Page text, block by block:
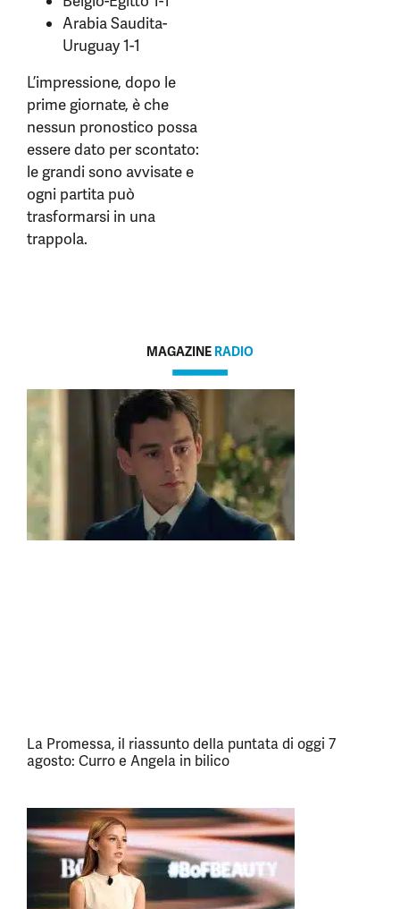
Arabia Saudita-
Uruguay 1-1
L’impressione, dopo le
prime giornate, è che
nessun pronostico possa
essere dato per scontato:
le grandi sono avvisate e
ogni partita può
trasformarsi in una
trappola.
MAGAZINE RADIO
La Promessa, il riassunto della puntata di oggi 7
agosto: Curro e Angela in bilico